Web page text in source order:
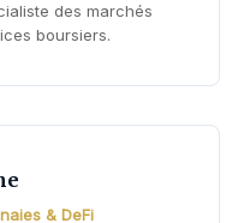
des marchés
boursiers.
& DeFi